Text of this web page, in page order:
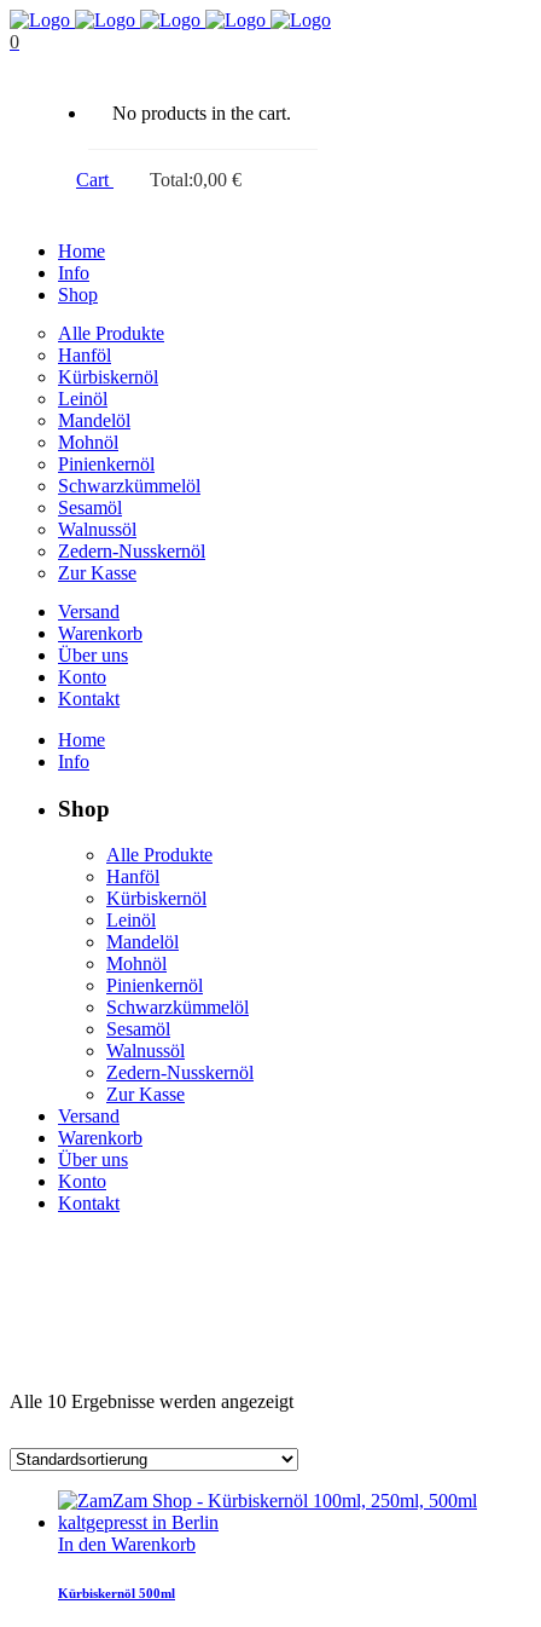
0
No products in the cart.
Cart Total:0,00 €
Home
Info
Shop
Alle Produkte
Hanföl
Kürbiskernöl
Leinöl
Mandelöl
Mohnöl
Pinienkernöl
Schwarzkümmelöl
Sesamöl
Walnussöl
Zedern-Nusskernöl
Zur Kasse
Versand
Warenkorb
Über uns
Konto
Kontakt
Home
Info
Shop
Alle Produkte
Hanföl
Kürbiskernöl
Leinöl
Mandelöl
Mohnöl
Pinienkernöl
Schwarzkümmelöl
Sesamöl
Walnussöl
Zedern-Nusskernöl
Zur Kasse
Versand
Warenkorb
Über uns
Konto
Kontakt
Alle 10 Ergebnisse werden angezeigt
In den Warenkorb
Kürbiskernöl 500ml